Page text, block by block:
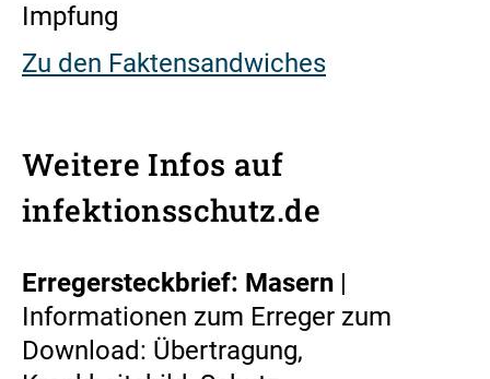
Impfung
Zu den Faktensandwiches
Weitere Infos auf
infektionsschutz.de
Erregersteckbrief: Masern |
Informationen zum Erreger zum
Download: Übertragung,